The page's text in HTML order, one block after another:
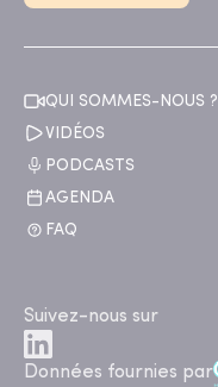
QUI SOMMES-NOUS ?
VIDÉOS
PODCASTS
AGENDA
FAQ
Suivez-nous sur
Données fournies par